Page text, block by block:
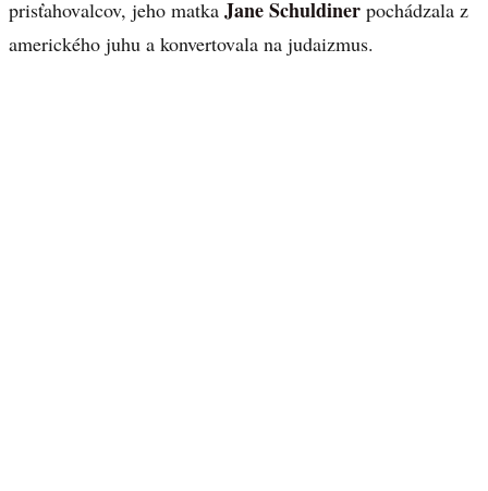
prisťahovalcov, jeho matka Jane Schuldiner pochádzala z
amerického juhu a konvertovala na judaizmus.